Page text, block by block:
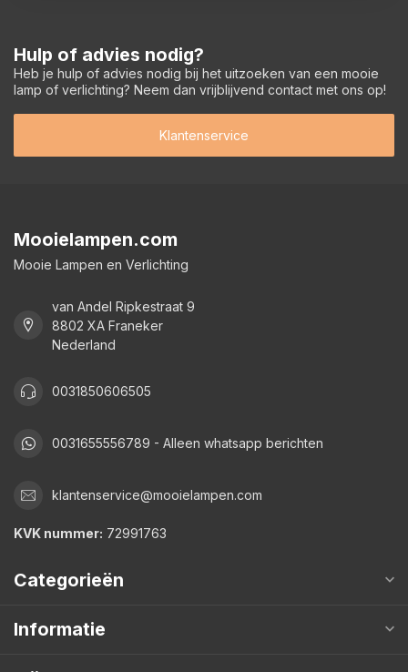
Hulp of advies nodig?
Heb je hulp of advies nodig bij het uitzoeken van een mooie
lamp of verlichting? Neem dan vrijblijvend contact met ons op!
Klantenservice
Mooielampen.com
Mooie Lampen en Verlichting
van Andel Ripkestraat 9
8802 XA Franeker
Nederland
0031850606505
0031655556789 - Alleen whatsapp berichten
klantenservice@mooielampen.com
KVK nummer: 72991763
Categorieën
Informatie